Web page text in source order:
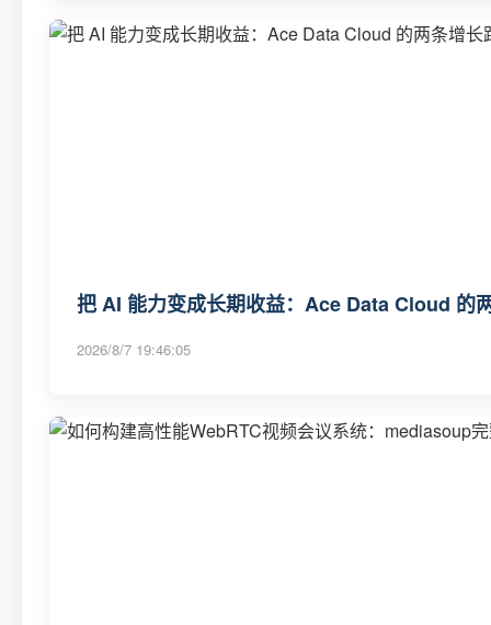
把 AI 能力变成长期收益：Ace Data Cloud 的
2026/8/7 19:46:05